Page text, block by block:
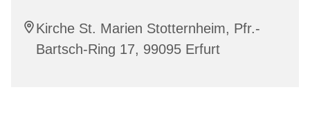
Kirche St. Marien Stotternheim, Pfr.-
Bartsch-Ring 17, 99095 Erfurt